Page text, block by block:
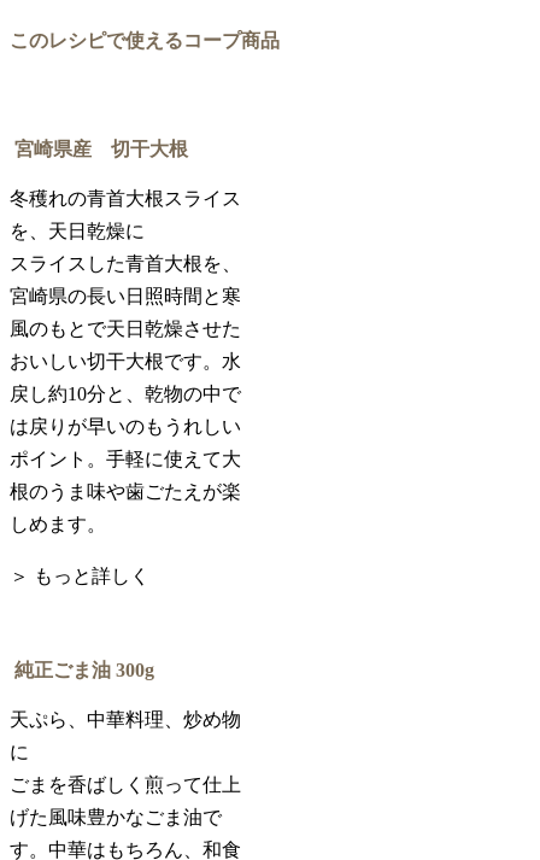
このレシピで使えるコープ商品
宮崎県産 切干大根
冬穫れの青首大根スライス
を、天日乾燥に
スライスした青首大根を、
宮崎県の長い日照時間と寒
風のもとで天日乾燥させた
おいしい切干大根です。水
戻し約10分と、乾物の中で
は戻りが早いのもうれしい
ポイント。手軽に使えて大
根のうま味や歯ごたえが楽
しめます。
＞ もっと詳しく
純正ごま油 300g
天ぷら、中華料理、炒め物
に
ごまを香ばしく煎って仕上
げた風味豊かなごま油で
す。中華はもちろん、和食